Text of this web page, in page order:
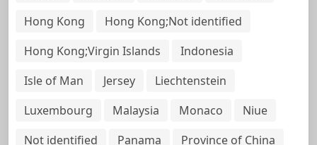
Hong Kong
Hong Kong;Not identified
Hong Kong;Virgin Islands
Indonesia
Isle of Man
Jersey
Liechtenstein
Luxembourg
Malaysia Monaco
Niue
Not identified
Panama
Province of China